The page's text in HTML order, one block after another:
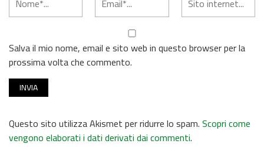
Salva il mio nome, email e sito web in questo browser per la
prossima volta che commento.
Questo sito utilizza Akismet per ridurre lo spam.Scopri come
vengono elaborati i dati derivati dai commenti.